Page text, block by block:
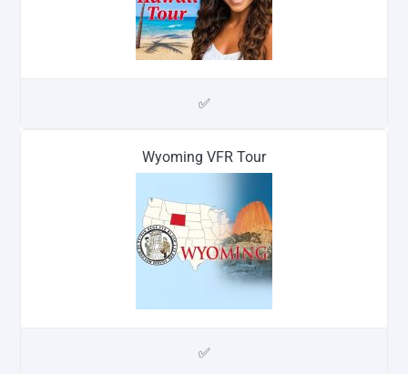
✅
Wyoming VFR Tour
✅